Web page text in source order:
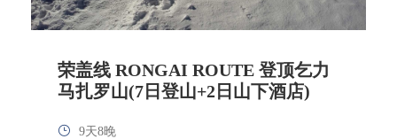
荣盖线 RONGAI ROUTE 登顶乞力
马扎罗山(7日登山+2日山下酒店)
9天8晚